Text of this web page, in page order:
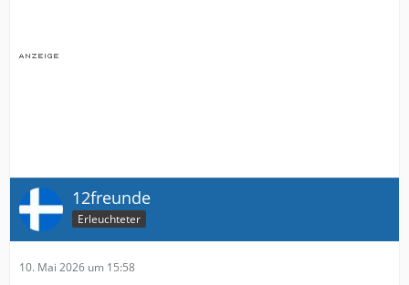
12freunde
Erleuchteter
10. Mai 2026 um 15:58